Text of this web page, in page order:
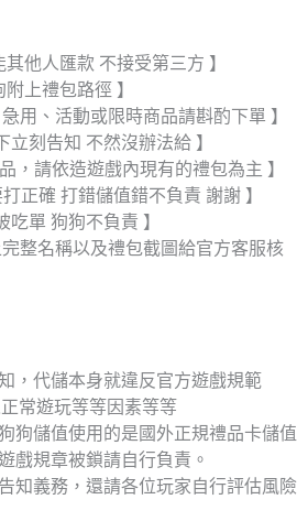
他人匯款 不接受第三方 】
上禮包路徑 】
用、活動或限時商品請斟酌下單 】
刻告知 不然沒辦法給 】
，請依造遊戲內現有的禮包為主 】
正確 打錯儲值錯不負責 謝謝 】
單 狗狗不負責 】
整名稱以及禮包截圖給官方客服核
，代儲本身就違反官方遊戲規範
常遊玩等等因素等等
狗儲值使用的是國外正規禮品卡儲值
戲規章被鎖請自行負責。
知義務，還請各位玩家自行評估風險